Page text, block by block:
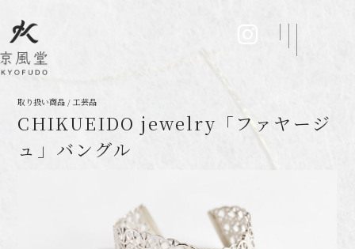
取り扱い商品 / 工芸品
CHIKUEIDO jewelry「ファヤージ
ュ」バングル